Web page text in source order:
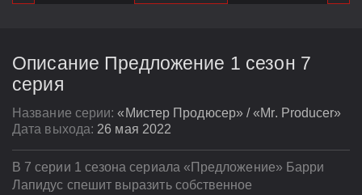
Описание Предложение 1 сезон 7
серия
Название серии:«Мистер Продюсер» / «Mr. Producer»
Дата выхода: 26 мая 2022
В 7 серии 1 сезона сериала «Предложение» Барри
Лапидус спешит выразить собственное